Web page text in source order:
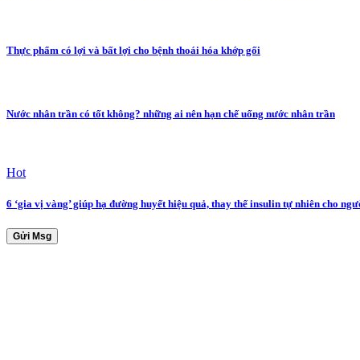
Thực phẩm có lợi và bất lợi cho bệnh thoái hóa khớp gối
Nước nhân trần có tốt không? những ai nên hạn chế uống nước nhân trần
Hot
6 ‘gia vị vàng’ giúp hạ đường huyết hiệu quả, thay thế insulin tự nhiên cho
Gửi Msg